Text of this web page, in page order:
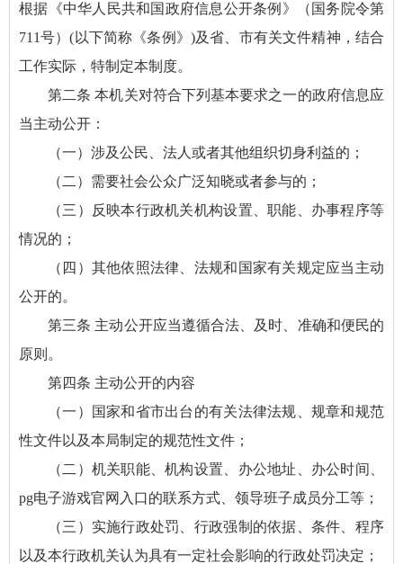
根据《中华人民共和国政府信息公开条例》（国务院令第
711号）(以下简称《条例》)及省、市有关文件精神，结合
工作实际，特制定本制度。
第二条 本机关对符合下列基本要求之一的政府信息应
当主动公开：
（一）涉及公民、法人或者其他组织切身利益的；
（二）需要社会公众广泛知晓或者参与的；
（三）反映本行政机关机构设置、职能、办事程序等
情况的；
（四）其他依照法律、法规和国家有关规定应当主动
公开的。
第三条 主动公开应当遵循合法、及时、准确和便民的
原则。
第四条 主动公开的内容
（一）国家和省市出台的有关法律法规、规章和规范
性文件以及本局制定的规范性文件；
（二）机关职能、机构设置、办公地址、办公时间、
pg电子游戏官网入口的联系方式、领导班子成员分工等；
（三）实施行政处罚、行政强制的依据、条件、程序
以及本行政机关认为具有一定社会影响的行政处罚决定；